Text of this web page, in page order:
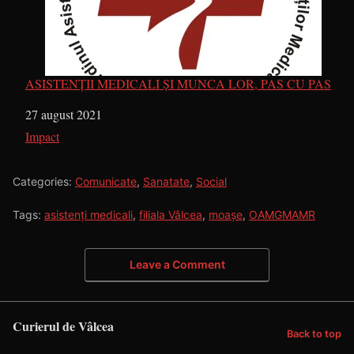
ASISTENȚII MEDICALI ȘI MUNCA LOR, PAS CU PAS
Dată
27 august 2021
În legătură cu
Impact
Categories: Comunicate, Sanatate, Social
Tags: asistenți medicali, filiala Vâlcea, moașe, OAMGMAMR
Leave a Comment
Curierul de Vâlcea Back to top